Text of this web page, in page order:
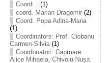
Coord. : (1)
coord. Marian Dragomir(2)
Coord. Popa Adina-Maria
(1)
Coordinators: Prof. Ciobanu
Carmen-Silvia(1)
Coordonatori: Capmare
Alice Mihaela, Chivoiu Nușa